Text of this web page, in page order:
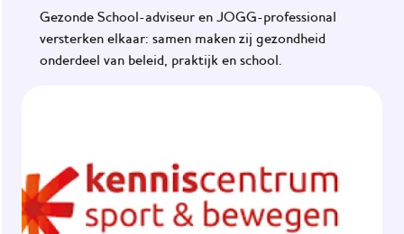
Gezonde School-adviseur en JOGG-professional
versterken elkaar: samen maken zij gezondheid
onderdeel van beleid, praktijk en school.